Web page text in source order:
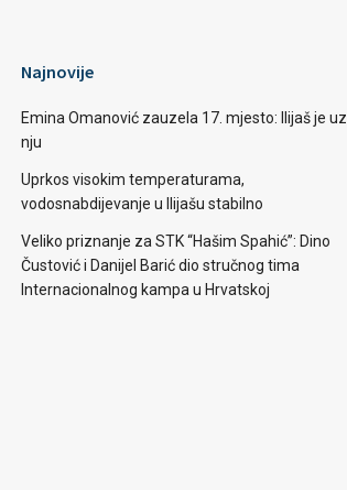
Najnovije
Emina Omanović zauzela 17. mjesto: Ilijaš je uz
nju
Uprkos visokim temperaturama,
vodosnabdijevanje u Ilijašu stabilno
Veliko priznanje za STK “Hašim Spahić”: Dino
Čustović i Danijel Barić dio stručnog tima
Internacionalnog kampa u Hrvatskoj